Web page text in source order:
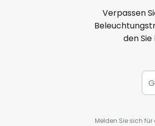
Verpassen
den
Melden Sie sich